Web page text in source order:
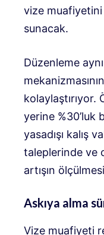
vize muafiyetini
sunacak.
Düzenleme
yerine %30’luk
yasadışı kalış
taleplerinde ve
artışın
Askıya alma
Vize muafiyeti